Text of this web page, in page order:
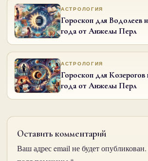
АСТРОЛОГИЯ
Гороскоп для Водолеев
года от Анжелы Перл
АСТРОЛОГИЯ
Гороскоп для Козерогов
года от Анжелы Перл
Оставить комментарий
Ваш адрес email не будет опубликован.